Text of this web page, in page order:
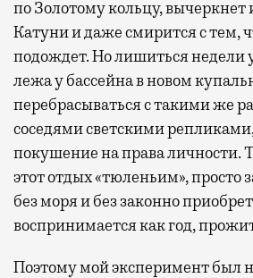
по Золотому кольцу, вычеркнет
Катуни и даже смирится с тем,
подождет. Но лишиться недели
лежа у бассейна в новом
перебрасываться с такими же
соседями светскими
покушение на права личности.
этот отдых «тюленьим», просто
без моря и без законно
воспринимается как год,
Поэтому мой эксперимент был